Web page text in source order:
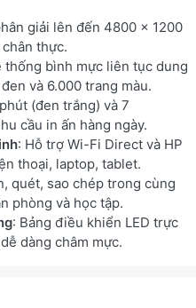
giải lên đến 4800 x 1200
thực.
thống bình mực liên tục dung
và 6.000 trang màu.
(đen trắng) và 7
cầu in ấn hàng ngày.
: Hỗ trợ Wi-Fi Direct và HP
thoại, laptop, tablet.
quét, sao chép trong cùng
phòng và học tập.
: Bảng điều khiển LED trực
dàng châm mực.